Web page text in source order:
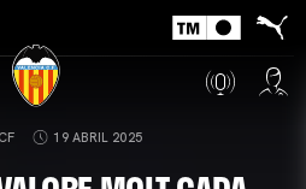
19 ABRIL 2025